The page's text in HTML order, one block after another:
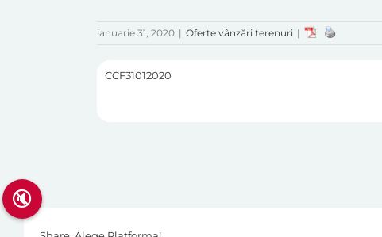
ianuarie 31, 2020 | Oferte vânzări terenuri |
CCF31012020
🔇